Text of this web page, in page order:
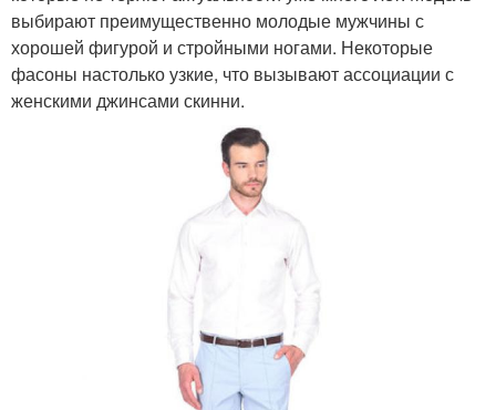
выбирают преимущественно молодые мужчины с
хорошей фигурой и стройными ногами. Некоторые
фасоны настолько узкие, что вызывают ассоциации с
женскими джинсами скинни.